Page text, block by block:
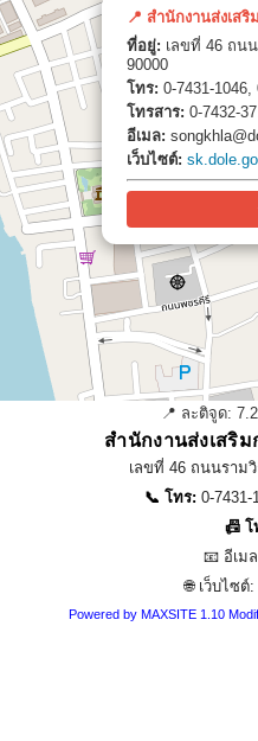
📍 สำนักงานส่งเส
ที่อยู่: เลขที่ 46 ถน
90000
โทร: 0-7431-1046,
โทรสาร: 0-7432-
อีเมล:
เว็บไซต์:
📍 ละติจูด:
สำนักงานส่งเสริ
เลขที่ 46 ถนนราม
📞 โทร: 0-7431-
📠 โ
📧 อีเม
🌐 เว็บไซต์:
Powered by MAXSITE 1.10